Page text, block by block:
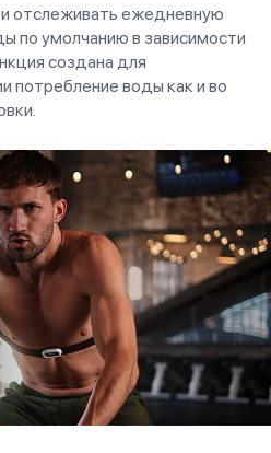
отслеживать ежедневную
по умолчанию в зависимости
создана для
потребление воды как и во